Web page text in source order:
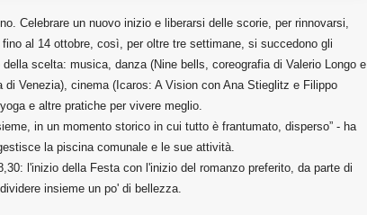
Celebrare un nuovo inizio e liberarsi delle scorie, per rinnovarsi,
al 14 ottobre, così, per oltre tre settimane, si succedono gli
scelta: musica, danza (Nine bells, coreografia di Valerio Longo e
Venezia), cinema (Icaros: A Vision con Ana Stieglitz e Filippo
e altre pratiche per vivere meglio.
in un momento storico in cui tutto è frantumato, disperso” - ha
la piscina comunale e le sue attività.
l'inizio della Festa con l'inizio del romanzo preferito, da parte di
insieme un po' di bellezza.